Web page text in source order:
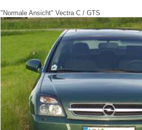
"Normale Ansicht" Vectra C / GTS